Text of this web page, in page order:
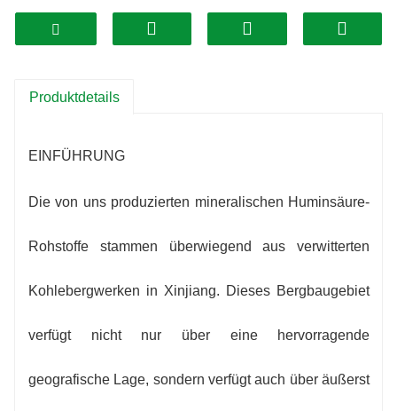
Produktdetails
EINFÜHRUNG
Die von uns produzierten mineralischen Huminsäure-
Rohstoffe stammen überwiegend aus verwitterten
Kohlebergwerken in Xinjiang. Dieses Bergbaugebiet
verfügt nicht nur über eine hervorragende
geografische Lage, sondern verfügt auch über äußerst